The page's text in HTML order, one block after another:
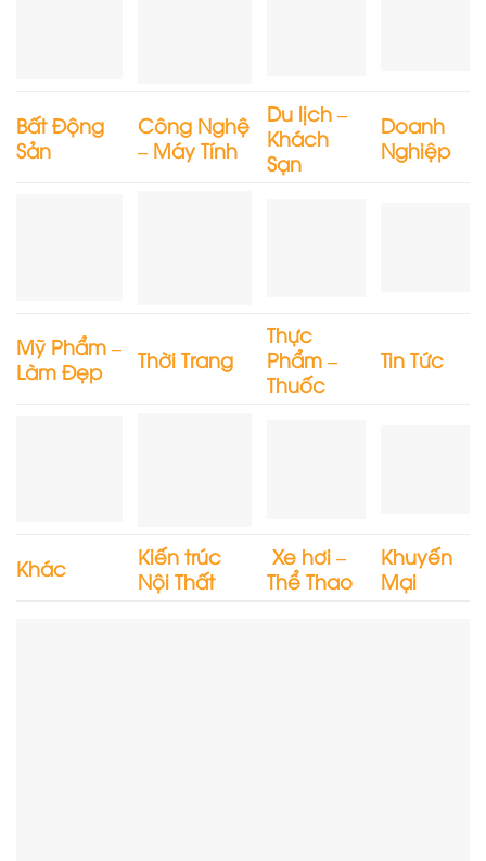
Bất Động
Sản
Công Nghệ
– Máy Tính
Du lịch –
Khách
Sạn
Doanh
Nghiệp
Mỹ Phẩm –
Làm Đẹp
Thời Trang
Thực
Phẩm –
Thuốc
Tin Tức
Khác
Kiến trúc
Nội Thất
Xe hơi –
Thể Thao
Khuyến
Mại